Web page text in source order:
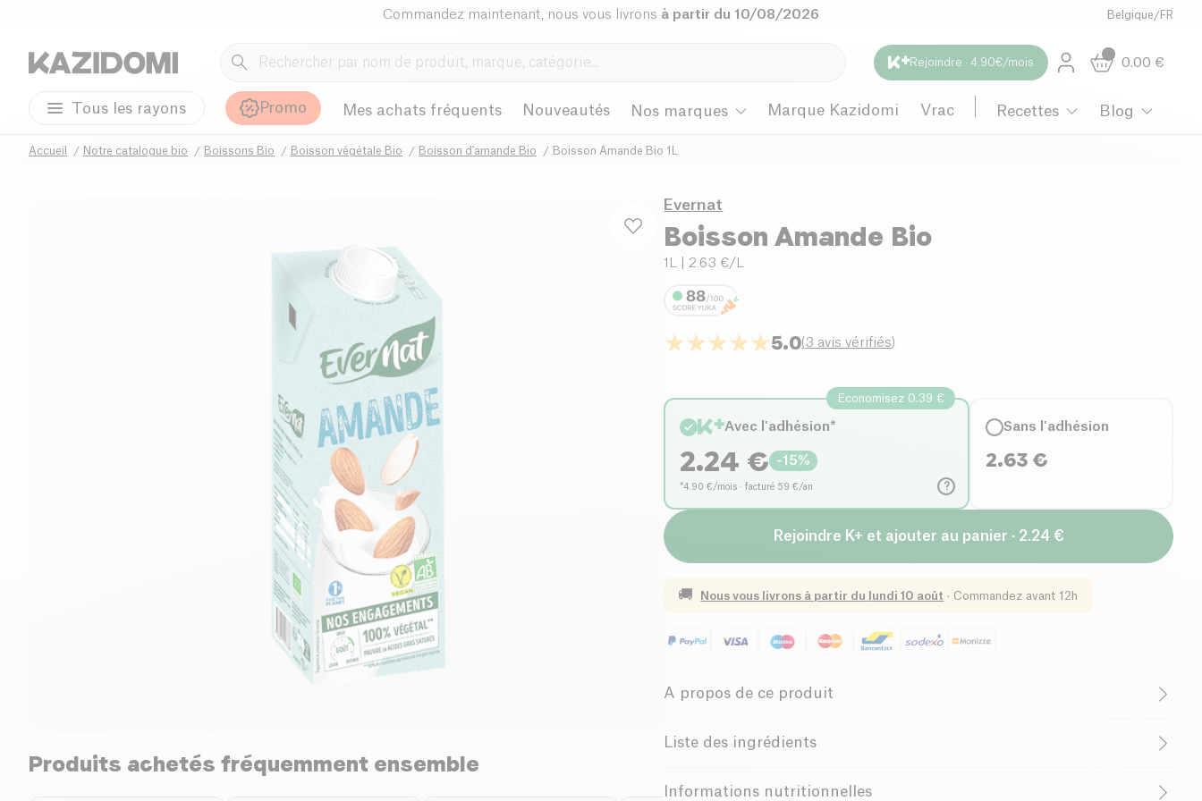
Commandez maintenant, nous vous livrons à partir du 10/08/2026 Belgique /FR
Rejoindre · 4.90€/mois 0.00 €
Tous les rayons Promo Mes achats fréquents Nouveautés Nos marques Marque Kazidomi Vrac Recettes Blog
Accueil Notre catalogue bio Boissons Bio Boisson végétale Bio Boisson d'amande Bio Boisson Amande Bio 1L
Produits achetés fréquemment ensemble
Evernat
Boisson Amande Bio
1L | 2.63 €/L
5.0(3 avis vérifiés)
?
Economisez 0.39 €
Avec l'adhésion*
2.24 € -15%
*4.90 €/mois · facturé 59 €/an
Sans l'adhésion
2.63 €
Rejoindre K+ et ajouter au panier · 2.24 €
🚚 Nous vous livrons à partir du lundi 10 août · Commandez avant 12h
A propos de ce produit
Pauvre en sel
Liste des ingrédients
marin Pourcentage exprimé sur produit fini.
Informations nutritionnelles